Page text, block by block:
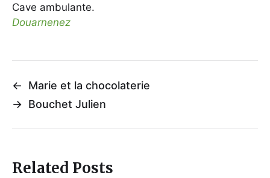
Cave ambulante.
Douarnenez
←
Marie et la chocolaterie
→ Bouchet Julien
Related Posts